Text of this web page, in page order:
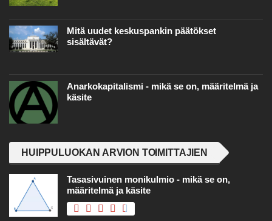
Mitä uudet keskuspankin päätökset
sisältävät?
Anarkokapitalismi - mikä se on, määritelmä ja
käsite
HUIPPULUOKAN ARVION TOIMITTAJIEN
Tasasivuinen monikulmio - mikä se on,
määritelmä ja käsite